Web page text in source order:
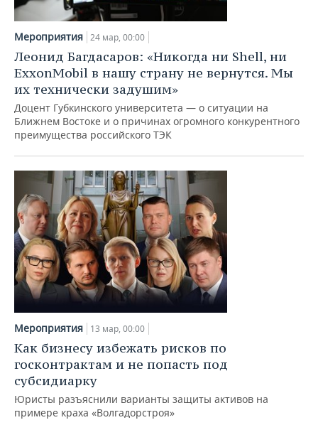
Мероприятия 24 мар, 00:00
Леонид Багдасаров: «Никогда ни Shell, ни
ExxonMobil в нашу страну не вернутся. Мы
их технически задушим»
Доцент Губкинского университета — о ситуации на
Ближнем Востоке и о причинах огромного конкурентного
преимущества российского ТЭК
Мероприятия 13 мар, 00:00
Как бизнесу избежать рисков по
госконтрактам и не попасть под
субсидиарку
Юристы разъяснили варианты защиты активов на
примере краха «Волгадорстроя»